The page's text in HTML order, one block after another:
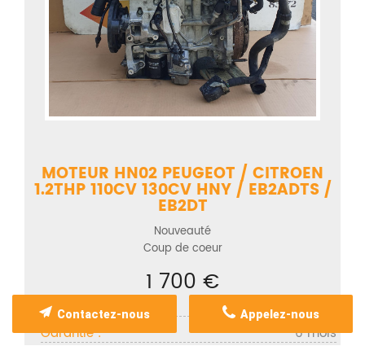
MOTEUR HN02 PEUGEOT / CITROEN
1.2THP 110CV 130CV HNY / EB2ADTS /
EB2DT
Nouveauté
Coup de coeur
1 700 €
Code moteur :
1700
Garantie :
6 mois
Appelez-nous
Contactez-nous